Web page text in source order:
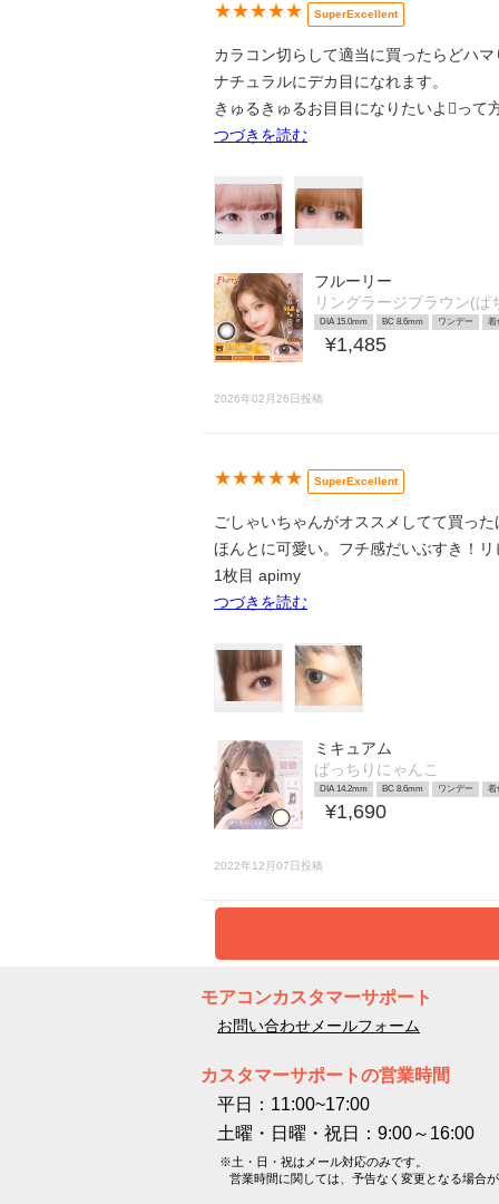
★★★★★ SuperExcellent
カラコン切らして適当に買ったらどハマ
ナチュラルにデカ目になれます。
きゅるきゅるお目目になりたいよ🫩って
つづきを読む
フルーリー
リングラージブラウン(ぱ
DIA 15.0mm BC 8.6mm ワンデー 着
¥1,485
2026年02月26日投稿
★★★★★ SuperExcellent
ごしゃいちゃんがオススメしてて買った
ほんとに可愛い。フチ感だいぶすき！
1枚目 apimy
つづきを読む
ミキュアム
ぱっちりにゃんこ
DIA 14.2mm BC 8.6mm ワンデー 着
¥1,690
2022年12月07日投稿
モアコンカスタマーサポート
お問い合わせメールフォーム
カスタマーサポートの営業時間
平日：11:00~17:00
土曜・日曜・祝日：9:00～16:00
※土・日・祝はメール対応のみです。
営業時間に関しては、予告なく変更となる場合が